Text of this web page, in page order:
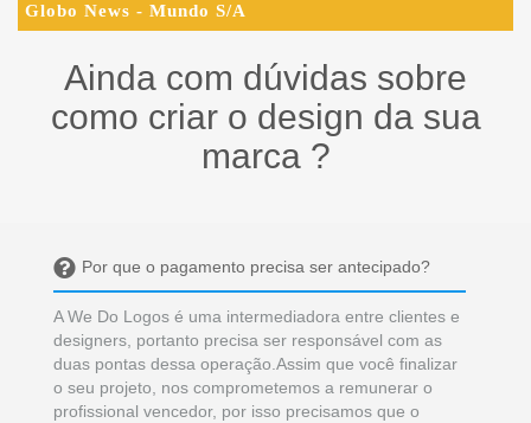
Globo News - Mundo S/A
Ainda com dúvidas sobre
como criar o design da sua
marca ?
Por que o pagamento precisa ser antecipado?
A We Do Logos é uma intermediadora entre clientes e
designers, portanto precisa ser responsável com as
duas pontas dessa operação.Assim que você finalizar
o seu projeto, nos comprometemos a remunerar o
profissional vencedor, por isso precisamos que o